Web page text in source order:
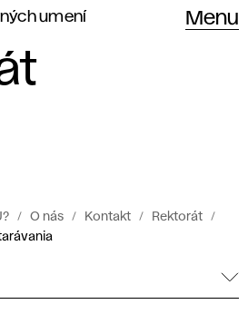
umení
Menu
O nás Kontakt
Rektorát